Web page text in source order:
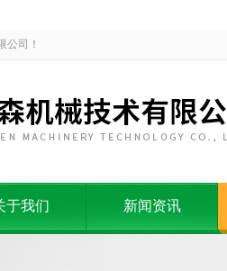
公司！
于我们 新闻资讯